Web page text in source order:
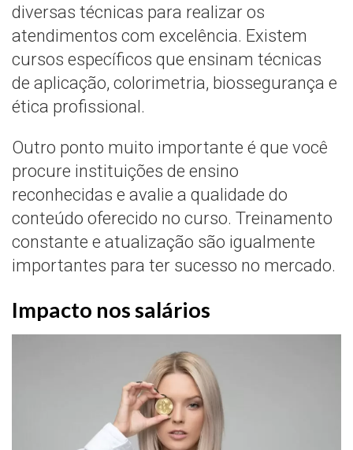
diversas técnicas para realizar os
atendimentos com excelência. Existem
cursos específicos que ensinam técnicas
de aplicação, colorimetria, biossegurança e
ética profissional.
Outro ponto muito importante é que você
procure instituições de ensino
reconhecidas e avalie a qualidade do
conteúdo oferecido no curso. Treinamento
constante e atualização são igualmente
importantes para ter sucesso no mercado.
Impacto nos salários